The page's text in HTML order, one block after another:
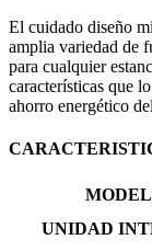
El cuidado diseño
amplia variedad de
para cualquier
características que
ahorro energético
UNIDAD